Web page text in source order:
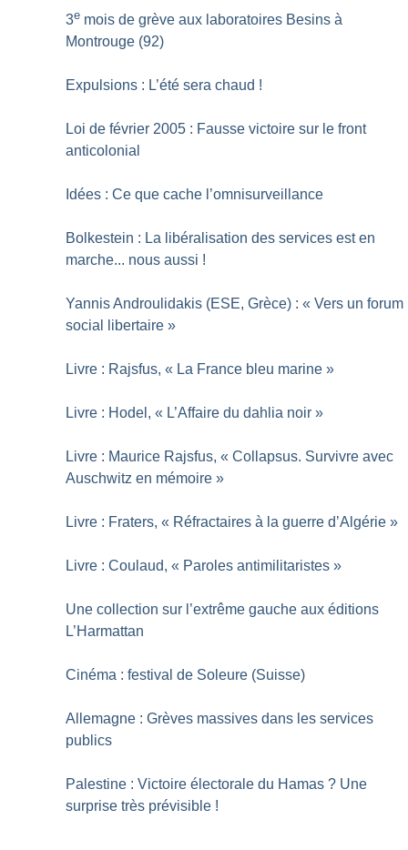
3e mois de grève aux laboratoires Besins à
Montrouge (92)
Expulsions : L’été sera chaud !
Loi de février 2005 : Fausse victoire sur le front
anticolonial
Idées : Ce que cache l’omnisurveillance
Bolkestein : La libéralisation des services est en
marche... nous aussi !
Yannis Androulidakis (ESE, Grèce) : « Vers un forum
social libertaire »
Livre : Rajsfus, « La France bleu marine »
Livre : Hodel, « L’Affaire du dahlia noir »
Livre : Maurice Rajsfus, « Collapsus. Survivre avec
Auschwitz en mémoire »
Livre : Fraters, « Réfractaires à la guerre d’Algérie »
Livre : Coulaud, « Paroles antimilitaristes »
Une collection sur l’extrême gauche aux éditions
L’Harmattan
Cinéma : festival de Soleure (Suisse)
Allemagne : Grèves massives dans les services
publics
Palestine : Victoire électorale du Hamas ? Une
surprise très prévisible !